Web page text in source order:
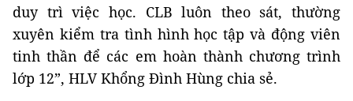
duy trì việc học. CLB luôn theo sát, thường
xuyên kiểm tra tình hình học tập và động viên
tinh thần để các em hoàn thành chương trình
lớp 12”, HLV Khổng Đình Hùng chia sẻ.